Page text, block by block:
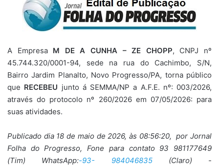
A Empresa M DE A CUNHA – ZE CHOPP, CNPJ nº
45.744.320/0001-94, sede na rua do Cachimbo, S/N,
Bairro Jardim Planalto, Novo Progresso/PA, torna público
que RECEBEU junto á SEMMA/NP a A.F.E. nº: 003/2026,
através do protocolo nº 260/2026 em 07/05/2026: para
suas atividades.
Publicado dia 18 de maio de 2026, às 08:56:20, por Jornal
Folha do Progresso, Fone para contato 93 981177649
(Tim) WhatsApp:-93- 984046835(Claro) -